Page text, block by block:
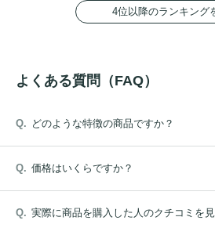
4位以降のランキング
よくある質問（FAQ）
どのような特徴の商品ですか？
価格はいくらですか？
実際に商品を購入した人のクチコミを